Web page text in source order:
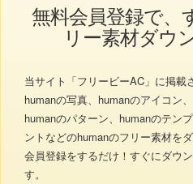
無料会員登録で、
リー素材ダウ
当サイト「フリービーAC」に掲載
humanの写真、humanのアイコン
humanのパターン、humanのテン
ントなどのhumanのフリー素材を
会員登録をするだけ！すぐにダウ
す。